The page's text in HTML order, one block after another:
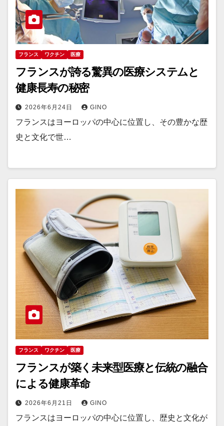
フランス ワクチン 医療
フランスが誇る驚異の医療システムと
健康長寿の秘密
2026年6月24日 GINO
フランスはヨーロッパの中心に位置し、その豊かな歴
史と文化で世…
フランス ワクチン 医療
フランスが築く未来型医療と伝統の融合
による健康革命
2026年6月21日 GINO
フランスはヨーロッパの中心に位置し、歴史と文化が